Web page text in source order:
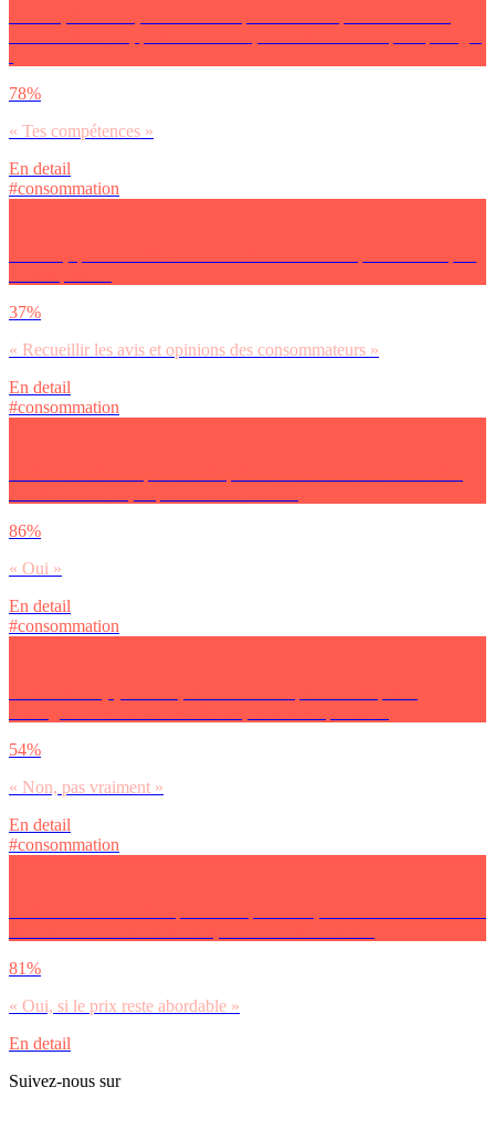
78%
« Tes compétences »
En detail
#consommation
37%
« Recueillir les avis et opinions des consommateurs »
En detail
#consommation
86%
« Oui »
En detail
#consommation
54%
« Non, pas vraiment »
En detail
#consommation
81%
« Oui, si le prix reste abordable »
En detail
Suivez-nous sur